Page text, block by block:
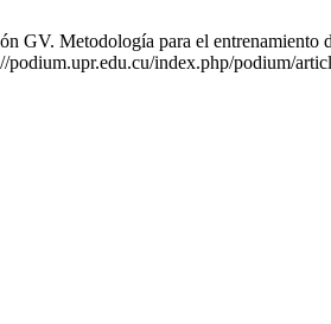
Metodología para el entrenamiento
podium.upr.edu.cu/index.php/podium/